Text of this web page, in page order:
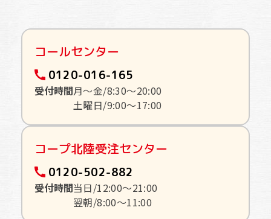
コールセンター
0120-016-165
受付時間月〜金/8:30〜20:00
土曜日/9:00〜17:00
コープ北陸受注センター
0120-502-882
受付時間当日/12:00〜21:00
翌朝/8:00〜11:00